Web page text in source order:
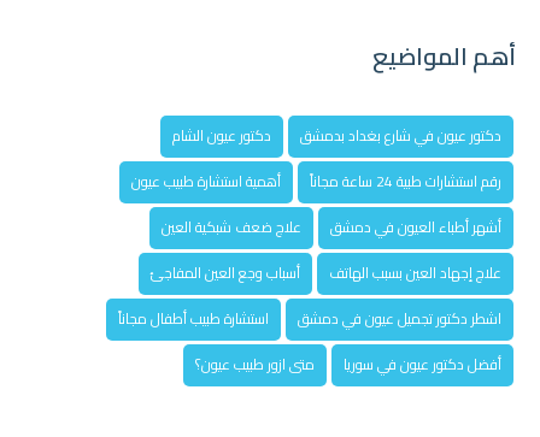
أهم المواضيع
دكتور عيون في شارع بغداد بدمشق
دكتور عيون الشام
رقم استشارات طبية 24 ساعة مجاناً
أهمية استشارة طبيب عيون
أشهر أطباء العيون في دمشق
علاج ضعف شبكية العين
علاج إجهاد العين بسبب الهاتف
أسباب وجع العين المفاجئ
اشطر دكتور تجميل عيون في دمشق
استشارة طبيب أطفال مجاناً
أفضل دكتور عيون في سوريا
متى ازور طبيب عيون؟